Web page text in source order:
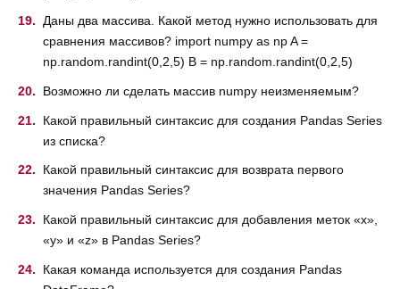
Даны два массива. Какой метод нужно использовать для
сравнения массивов? import numpy as np A =
np.random.randint(0,2,5) B = np.random.randint(0,2,5)
Возможно ли сделать массив numpy неизменяемым?
Какой правильный синтаксис для создания Pandas Series
из списка?
Какой правильный синтаксис для возврата первого
значения Pandas Series?
Какой правильный синтаксис для добавления меток «x»,
«y» и «z» в Pandas Series?
Какая команда используется для создания Pandas